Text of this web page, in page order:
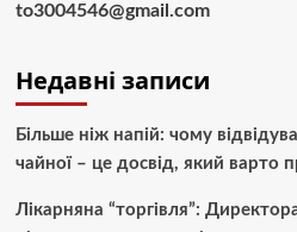
to3004546@gmail.com
Недавні записи
Більше ніж напій: чому
чайної – це досвід, який
Лікарняна “торгівля”: